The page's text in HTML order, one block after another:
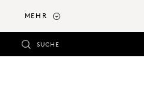
MEHR
SUCHE